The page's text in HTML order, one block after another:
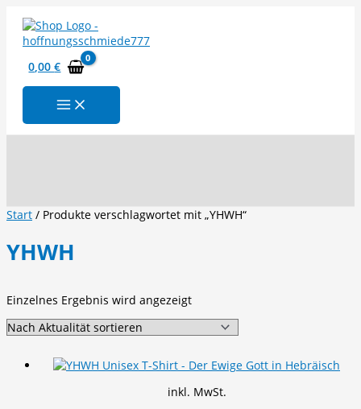
Inhalt
springen
0,00€
Start / Produkte verschlagwortet mit „YHWH“
YHWH
Einzelnes Ergebnis wird angezeigt
inkl. MwSt.